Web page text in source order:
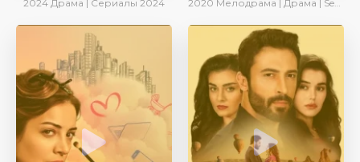
2024 Драма | Сериалы 2024 2020 Мелодрама | Драма | SesDizi | Ирина Котова | AveTurk